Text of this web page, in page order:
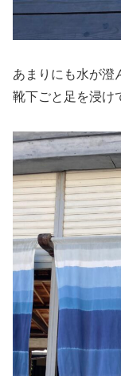
あまりにも水が澄
靴下ごと足を浸け